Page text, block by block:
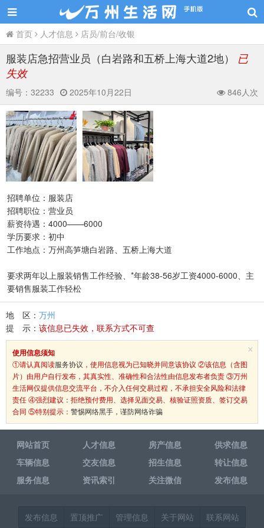
首页 人才信息 店员/前台/收银
服装店急招营业员（白岩路和五桥上海大道2地） 已
失效
编号： 32233 2025年10月22日 846人次
招聘单位：服装店
招聘职位：营业员
薪资待遇：4000——6000
学历要求：初中
工作地点：万州高笋塘白岩路、五桥上海大道
要求两年以上服装销售工作经验、*年龄38-56岁工资4000-6000、主
要销售服装工作轻松
地 区： 万州
提 示： 该信息已失效，联系方式不可查
×
使用信息须知
①请认真阅读服务协议 ，使用信息视为已知晓并同意该协议 ②该信息（含图
片）由用户自行发布，其真实性、准确性和合法性由信息发布者负责 ③万州
生活网仅提供信息交流平台，不介入任何交易过程，不承担安全风险和法律
责任 ④强烈建议：拒绝预付费用、选择见面交易、核验证照资质、签订交易
合同 ⑤特别提示： 警惕网络黑手，谨防网络诈骗
网站首页 人才信息 房产信息
供求信息
车辆信息
交友信息 招生信息
转让信息
服务信息
资讯索引 关注微信 发布信息
发布信息 置顶推广 管理信息 关于网站 联系网站